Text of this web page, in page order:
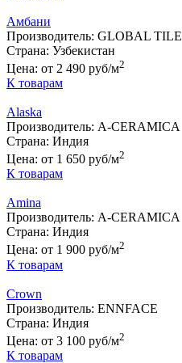
Амбани
Производитель: GLOBAL TILE
Страна: Узбекистан
Цена: от 2 490 руб/м2
К товарам
Alaska
Производитель: A-CERAMICA
Страна: Индия
Цена: от 1 650 руб/м2
К товарам
Amina
Производитель: A-CERAMICA
Страна: Индия
Цена: от 1 900 руб/м2
К товарам
Crown
Производитель: ENNFACE
Страна: Индия
Цена: от 3 100 руб/м2
К товарам